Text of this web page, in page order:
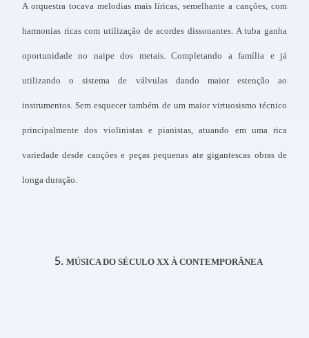
A orquestra tocava melodias mais líricas, semelhante a canções, com
harmonias ricas com utilização de acordes dissonantes. A tuba ganha
oportunidade no naipe dos metais. Completando a família e já
utilizando o sistema de válvulas dando maior estenção ao
instrumentos. Sem esquecer também de um maior virtuosismo técnico
principalmente dos violinistas e pianistas, atuando em uma rica
variedade desde canções e peças pequenas ate gigantescas obras de
longa duração.
MÚSICA DO SÉCULO XX À CONTEMPORÂNEA